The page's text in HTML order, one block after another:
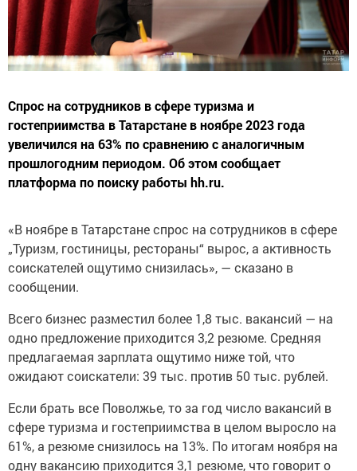
Спрос на сотрудников в сфере туризма и
гостеприимства в Татарстане в ноябре 2023 года
увеличился на 63% по сравнению с аналогичным
прошлогодним периодом. Об этом сообщает
платформа по поиску работы hh.ru.
«В ноябре в Татарстане спрос на сотрудников в сфере
„Туризм, гостиницы, рестораны“ вырос, а активность
соискателей ощутимо снизилась», — сказано в
сообщении.
Всего бизнес разместил более 1,8 тыс. вакансий — на
одно предложение приходится 3,2 резюме. Средняя
предлагаемая зарплата ощутимо ниже той, что
ожидают соискатели: 39 тыс. против 50 тыс. рублей.
Если брать все Поволжье, то за год число вакансий в
сфере туризма и гостеприимства в целом выросло на
61%, а резюме снизилось на 13%. По итогам ноября на
одну вакансию приходится 3,1 резюме, что говорит о